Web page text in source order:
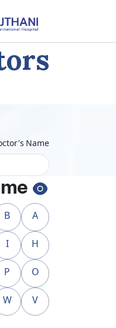
Name
By first name
A
B
H
I
O
P
V
W